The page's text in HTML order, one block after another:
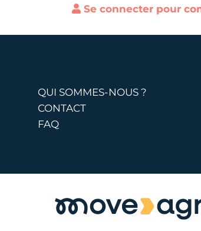
Se connecter pour
QUI SOMMES-NOUS ?
CONTACT
FAQ